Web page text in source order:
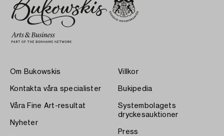
Om Bukowskis
Kontakta våra specialister
Våra Fine Art-resultat
Nyheter
Villkor
Bukipedia
Systembolagets
dryckesauktioner
Press